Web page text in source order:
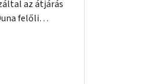
az átjárás
felőli